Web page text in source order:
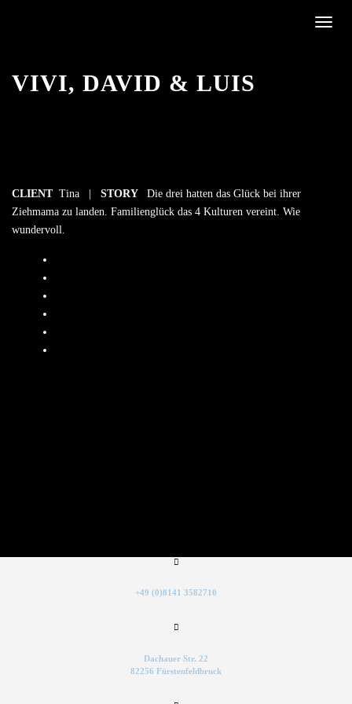
VIVI, DAVID & LUIS
CLIENT Tina | STORY Die drei hatten das Glück bei ihrer
Ziehmama zu landen. Familienglück das 4 Kulturen vereint. Wie
wundervoll.
+49 (0)8141 3582710
Dachauer Str. 22
82256 Fürstenfeldbruck